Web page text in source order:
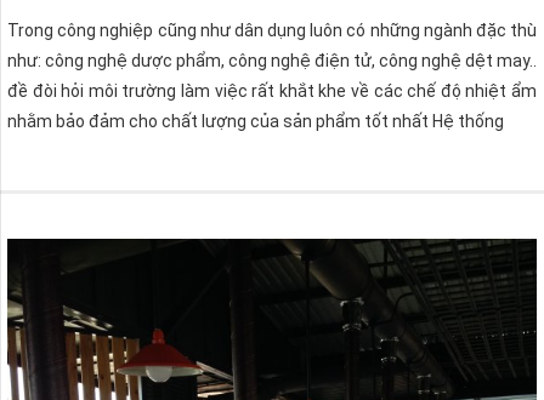
Trong công nghiệp cũng như dân dụng luôn có những ngành đặc thù
như: công nghệ dược phẩm, công nghệ điện tử, công nghệ dệt may..
đề đòi hỏi môi trường làm việc rất khắt khe về các chế độ nhiệt ẩm
nhằm bảo đảm cho chất lượng của sản phẩm tốt nhất Hệ thống